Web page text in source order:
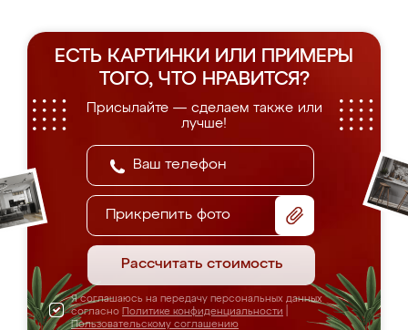
ЕСТЬ КАРТИНКИ ИЛИ ПРИМЕРЫ
ТОГО, ЧТО НРАВИТСЯ?
Присылайте — сделаем также или
лучше!
Прикрепить фото
Рассчитать стоимость
Я соглашаюсь на передачу персональных данных
согласно Политике конфиденциальности
Пользовательскому соглашению